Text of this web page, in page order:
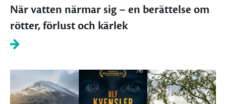
När vatten närmar sig – en berättelse om
rötter, förlust och kärlek